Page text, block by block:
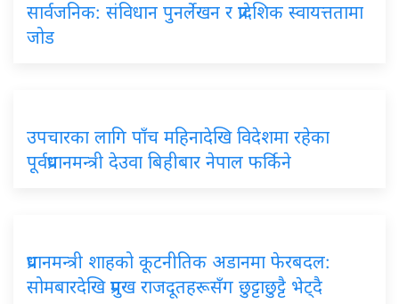
सार्वजनिक: संविधान पुनर्लेखन र प्रादेशिक स्वायत्ततामा
जोड
उपचारका लागि पाँच महिनादेखि विदेशमा रहेका
पूर्वप्रधानमन्त्री देउवा बिहीबार नेपाल फर्किने
प्रधानमन्त्री शाहको कूटनीतिक अडानमा फेरबदल:
सोमबारदेखि प्रमुख राजदूतहरूसँग छुट्टाछुट्टै भेट्दै